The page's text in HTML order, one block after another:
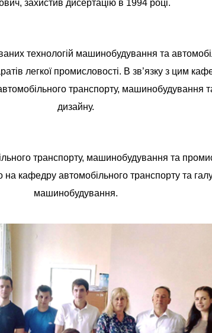
захистив дисертацію в 1994 році.
технологій машинобудування та
легкої промисловості. В зв’язку з цим
транспорту, машинобудування
дизайну.
транспорту, машинобудування та
кафедру автомобільного транспорту та
машинобудування.